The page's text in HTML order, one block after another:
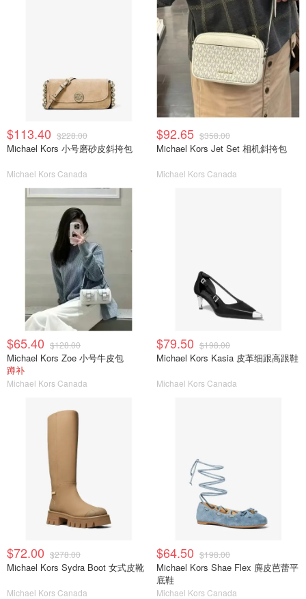
$113.40 $228.00
Michael Kors 小号磨砂皮斜挎包
Michael Kors Canada
$92.65 $358.00
Michael Kors Jet Set 相机斜挎包
Michael Kors Canada
$65.40 $128.00
Michael Kors Zoe 小号牛皮包
蹲补
Michael Kors Canada
$79.50 $198.00
Michael Kors Kasia 皮革细跟高跟鞋
Michael Kors Canada
$72.00 $278.00
Michael Kors Sydra Boot 女式皮靴
Michael Kors Canada
$64.50 $198.00
Michael Kors Shae Flex 麂皮芭蕾平
底鞋
Michael Kors Canada